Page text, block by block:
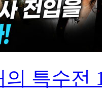
의 특수전